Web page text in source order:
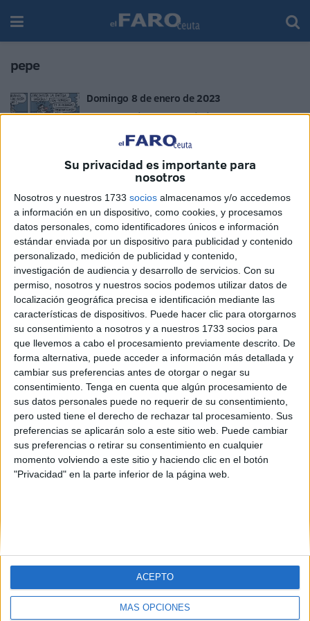
Su privacidad es importante para
nosotros
Nosotros y nuestros 1733 socios almacenamos y/o accedemos
a información en un dispositivo, como cookies, y procesamos
datos personales, como identificadores únicos e información
estándar enviada por un dispositivo para publicidad y contenido
personalizado, medición de publicidad y contenido,
investigación de audiencia y desarrollo de servicios. Con su
permiso, nosotros y nuestros socios podemos utilizar datos de
localización geográfica precisa e identificación mediante las
características de dispositivos. Puede hacer clic para otorgarnos
su consentimiento a nosotros y a nuestros 1733 socios para
que llevemos a cabo el procesamiento previamente descrito. De
forma alternativa, puede acceder a información más detallada y
cambiar sus preferencias antes de otorgar o negar su
consentimiento. Tenga en cuenta que algún procesamiento de
sus datos personales puede no requerir de su consentimiento,
pero usted tiene el derecho de rechazar tal procesamiento. Sus
preferencias se aplicarán solo a este sitio web. Puede cambiar
sus preferencias o retirar su consentimiento en cualquier
momento volviendo a este sitio y haciendo clic en el botón
"Privacidad" en la parte inferior de la página web.
MÁS OPCIONES
ACEPTO
pepe
Domingo 8 de enero de 2023
POR VICENTE ÁLVAREZ Y ADRIÁN ÁLVAREZ
08/01/2023